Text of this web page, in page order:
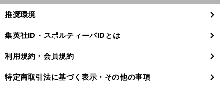
閉
る
推奨環境
集英社ID・スポルティーバIDとは
利用規約・会員規約
特定商取引法に基づく表示・その他の事項